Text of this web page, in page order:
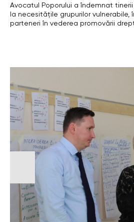
Avocatul Poporului a îndemnat
la necesitățile grupurilor vulnerabile,
parteneri în vederea promovării